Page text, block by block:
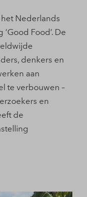
Nederlands
Food’. De
denkers en
aan
te verbouwen –
en
de